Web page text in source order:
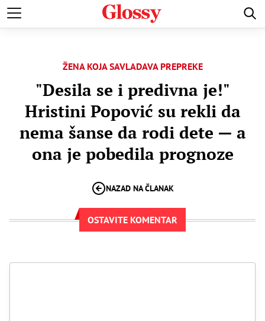
VESTI ŽIVOTNE PRIČE LJUBAVNE PRIČE VENČANJA
ŽENA KOJA SAVLADAVA PREPREKE
"Desila se i predivna je!"
Hristini Popović su rekli da
nema šanse da rodi dete — a
ona je pobedila prognoze
NAZAD NA ČLANAK
OSTAVITE KOMENTAR